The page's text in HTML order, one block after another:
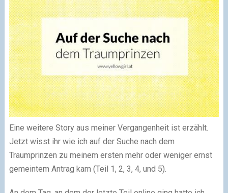
Eine weitere Story aus meiner Vergangenheit ist erzählt.
Jetzt wisst ihr wie ich auf der Suche nach dem
Traumprinzen zu meinem ersten mehr oder weniger ernst
gemeintem Antrag kam (Teil 1, 2, 3, 4, und 5).